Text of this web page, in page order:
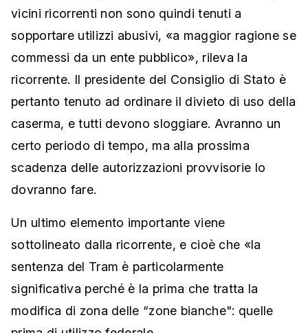
vicini ricorrenti non sono quindi tenuti a
sopportare utilizzi abusivi, «a maggior ragione se
commessi da un ente pubblico», rileva la
ricorrente. Il presidente del Consiglio di Stato è
pertanto tenuto ad ordinare il divieto di uso della
caserma, e tutti devono sloggiare. Avranno un
certo periodo di tempo, ma alla prossima
scadenza delle autorizzazioni provvisorie lo
dovranno fare.
Un ultimo elemento importante viene
sottolineato dalla ricorrente, e cioè che «la
sentenza del Tram è particolarmente
significativa perché è la prima che tratta la
modifica di zona delle “zone bianche": quelle